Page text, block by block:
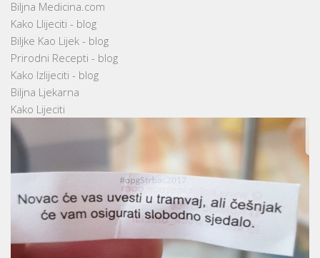
Biljna Medicina.com
Kako Llijeciti - blog
Biljke Kao Lijek - blog
Prirodni Recepti - blog
Kako Izlijeciti - blog
Biljna Ljekarna
Kako Lijeciti